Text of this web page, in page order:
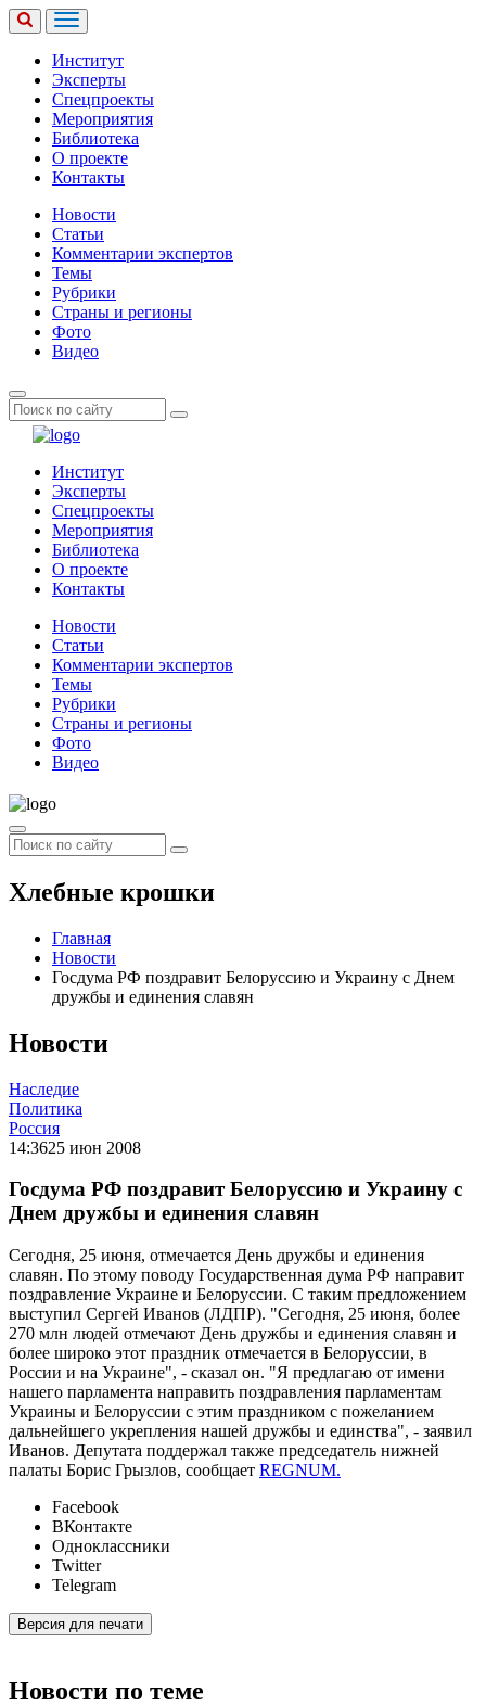
Институт
Эксперты
Спецпроекты
Мероприятия
Библиотека
О проекте
Контакты
Новости
Статьи
Комментарии экспертов
Темы
Рубрики
Страны и регионы
Фото
Видео
Институт
Эксперты
Спецпроекты
Мероприятия
Библиотека
О проекте
Контакты
Новости
Статьи
Комментарии экспертов
Темы
Рубрики
Страны и регионы
Фото
Видео
Хлебные крошки
Главная
Новости
Госдума РФ поздравит Белоруссию и Украину с Днем
дружбы и единения славян
Новости
Наследие
Политика
Россия
14:3625 июн 2008
Госдума РФ поздравит Белоруссию и Украину с
Днем дружбы и единения славян
Сегодня, 25 июня, отмечается День дружбы и единения
славян. По этому поводу Государственная дума РФ направит
поздравление Украине и Белоруссии. С таким предложением
выступил Сергей Иванов (ЛДПР). "Сегодня, 25 июня, более
270 млн людей отмечают День дружбы и единения славян и
более широко этот праздник отмечается в Белоруссии, в
России и на Украине", - сказал он. "Я предлагаю от имени
нашего парламента направить поздравления парламентам
Украины и Белоруссии с этим праздником с пожеланием
дальнейшего укрепления нашей дружбы и единства", - заявил
Иванов. Депутата поддержал также председатель нижней
палаты Борис Грызлов, сообщает REGNUM.
Facebook
ВКонтакте
Одноклассники
Twitter
Telegram
Версия для печати
Новости по теме